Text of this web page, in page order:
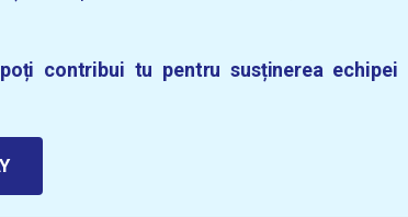
contribui tu pentru susținerea echipei